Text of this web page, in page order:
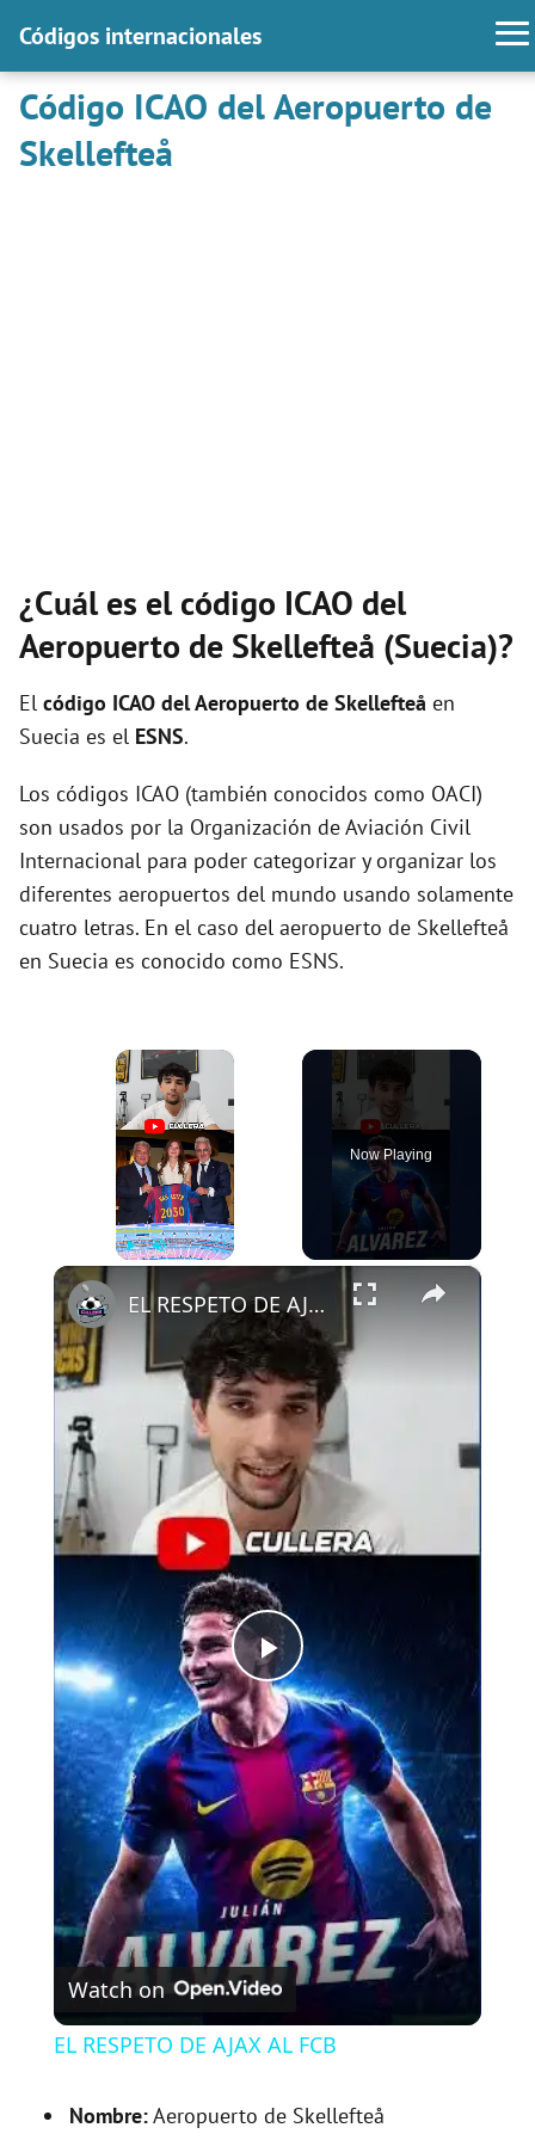
Códigos internacionales
Código ICAO del Aeropuerto de
Skellefteå
¿Cuál es el código ICAO del
Aeropuerto de Skellefteå (Suecia)?
El código ICAO delAeropuerto de Skellefteå en
Suecia es el ESNS.
Los códigos ICAO (también conocidos como OACI)
son usados por la Organización de Aviación Civil
Internacional para poder categorizar y organizar los
diferentes aeropuertos del mundo usando solamente
cuatro letras. En el caso del aeropuerto de Skellefteå
en Suecia es conocido como ESNS.
×
Now Playing
×
P
l
a
y
V
i
d
EL RESPETO DE AJAX AL FCB
Watch on
EL RESPETO DE AJAX AL FCB
Nombre:Aeropuerto de Skellefteå